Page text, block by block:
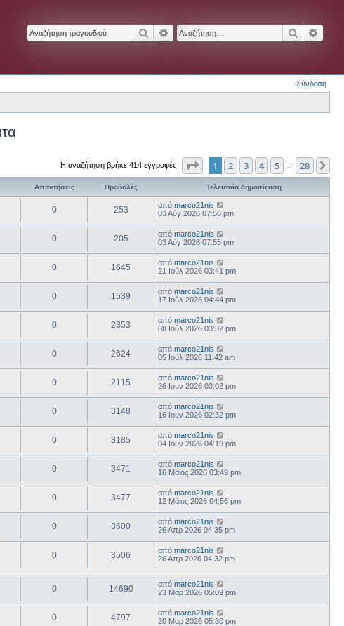
ΑναζήτησηΕιδική αναζήτηση
Σύνδεση
Η αναζήτηση βρήκε 414 εγγραφές Σελίδα1 από 28
1 2 3 4 5 28
Απαντήσεις Προβολές Τελευταία δημοσίευση
0 253 από marco21nis
03 Αύγ 2026 07:56 pm
0 205 από marco21nis
03 Αύγ 2026 07:55 pm
0 1645 από marco21nis
21 Ιούλ 2026 03:41 pm
0 1539 από marco21nis
17 Ιούλ 2026 04:44 pm
0 2353 από marco21nis
08 Ιούλ 2026 03:32 pm
0 2624 από marco21nis
05 Ιούλ 2026 11:42 am
0 2115 από marco21nis
26 Ιουν 2026 03:02 pm
0 3148 από marco21nis
16 Ιουν 2026 02:32 pm
0 3185 από marco21nis
04 Ιουν 2026 04:19 pm
0 3471 από marco21nis
16 Μάιος 2026 03:49 pm
0 3477 από marco21nis
12 Μάιος 2026 04:56 pm
0 3600 από marco21nis
26 Απρ 2026 04:35 pm
0 3506 από marco21nis
26 Απρ 2026 04:32 pm
0 14690 από marco21nis
23 Μαρ 2026 05:09 pm
0 4797 από marco21nis
20 Μαρ 2026 05:30 pm